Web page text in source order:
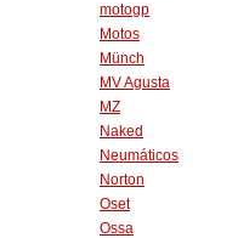
motogp
Motos
Münch
MV Agusta
MZ
Naked
Neumáticos
Norton
Oset
Ossa